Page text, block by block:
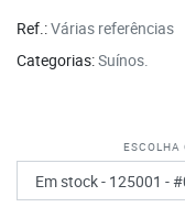
Ref.:Várias referências
Categorias:Suínos
Escolha